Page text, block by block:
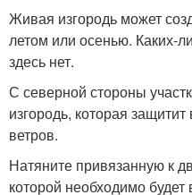
Живая изгородь может
летом или осенью. Каких-
здесь нет.
С северной стороны
изгородь, которая
ветров.
Натяните привязанную к
которой необходимо